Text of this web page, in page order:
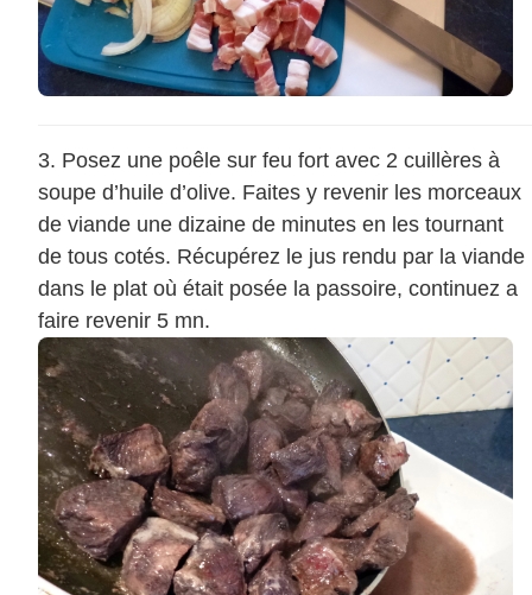
Posez une poêle sur feu fort avec 2 cuillères à
soupe d’huile d’olive. Faites y revenir les morceaux
de viande une dizaine de minutes en les tournant
de tous cotés. Récupérez le jus rendu par la viande
dans le plat où était posée la passoire, continuez a
faire revenir 5 mn.